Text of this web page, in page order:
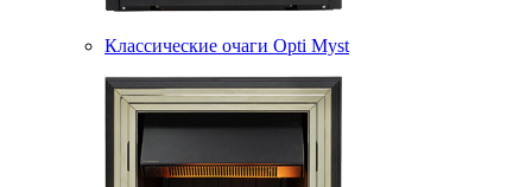
Классические очаги Opti Myst